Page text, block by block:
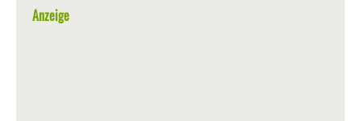
Anzeige